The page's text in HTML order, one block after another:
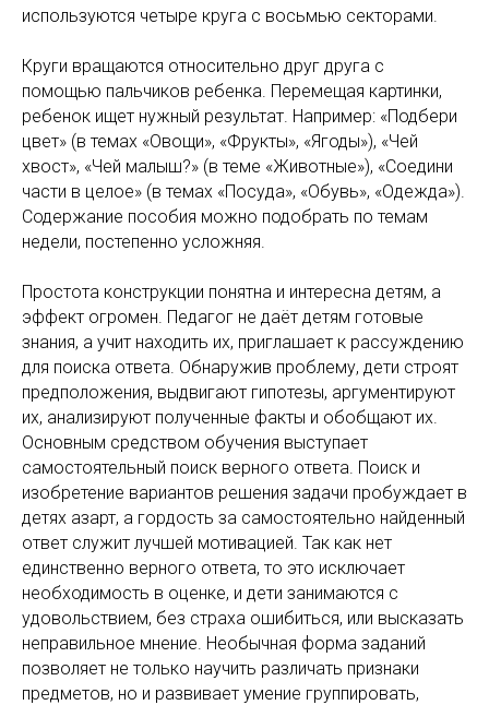
используются четыре круга с восьмью секторами.
Круги вращаются относительно друг друга с
помощью пальчиков ребенка. Перемещая картинки,
ребенок ищет нужный результат. Например: «Подбери
цвет» (в темах «Овощи», «Фрукты», «Ягоды»), «Чей
хвост», «Чей малыш?» (в теме «Животные»), «Соедини
части в целое» (в темах «Посуда», «Обувь», «Одежда»).
Содержание пособия можно подобрать по темам
недели, постепенно усложняя.
Простота конструкции понятна и интересна детям, а
эффект огромен. Педагог не даёт детям готовые
знания, а учит находить их, приглашает к рассуждению
для поиска ответа. Обнаружив проблему, дети строят
предположения, выдвигают гипотезы, аргументируют
их, анализируют полученные факты и обобщают их.
Основным средством обучения выступает
самостоятельный поиск верного ответа. Поиск и
изобретение вариантов решения задачи пробуждает в
детях азарт, а гордость за самостоятельно найденный
ответ служит лучшей мотивацией. Так как нет
единственно верного ответа, то это исключает
необходимость в оценке, и дети занимаются с
удовольствием, без страха ошибиться, или высказать
неправильное мнение. Необычная форма заданий
позволяет не только научить различать признаки
предметов, но и развивает умение группировать,